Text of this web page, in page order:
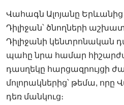
Վահագն Ալոյանը
Դիլիջան՝ ծնողների
Դիլիջանի կենտրոնական
պահը նրա համար
դասղեկը հարցազրույցի
մոլորակներից՝ թեմա, որը
դեռ մանկուց։